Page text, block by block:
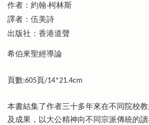
作者：約翰‧柯林斯
譯者：伍美詩
出版社：香港道聲
希伯來聖經導論
頁數:605頁/14*21.4cm
本書結集了作者三十多年來在不同院校
及成果，以大公精神向不同宗派傳統的